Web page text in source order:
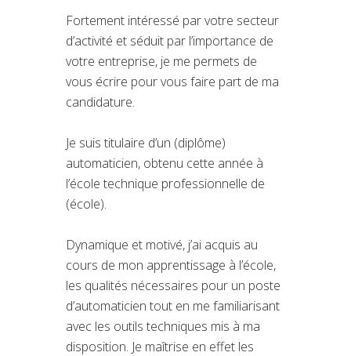
Fortement intéressé par votre secteur
d’activité et séduit par l’importance de
votre entreprise, je me permets de
vous écrire pour vous faire part de ma
candidature.
Je suis titulaire d’un (diplôme)
automaticien, obtenu cette année à
l’école technique professionnelle de
(école).
Dynamique et motivé, j’ai acquis au
cours de mon apprentissage à l’école,
les qualités nécessaires pour un poste
d’automaticien tout en me familiarisant
avec les outils techniques mis à ma
disposition. Je maîtrise en effet les